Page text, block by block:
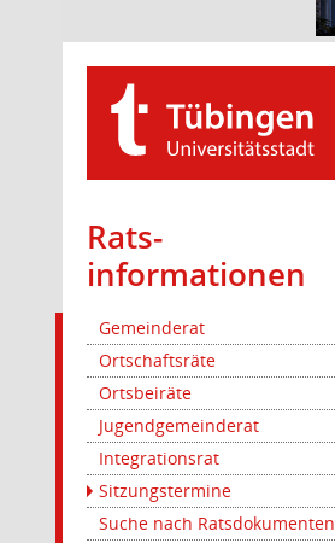
Rats­
informationen
Gemeinderat
Ortschaftsräte
Ortsbeiräte
Jugendgemeinderat
Integrationsrat
Sitzungstermine
Suche nach Ratsdokumenten